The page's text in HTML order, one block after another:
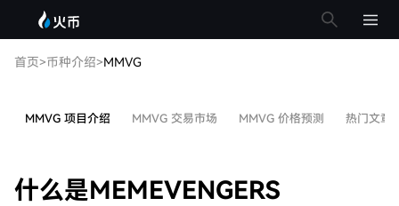
首页>币种介绍>MMVG
MMVG 项目介绍 MMVG 交易市场 MMVG 价格预测 热门文章
什么是MEMEVENGERS